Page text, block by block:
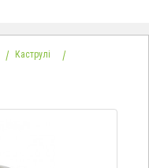
Каструлі